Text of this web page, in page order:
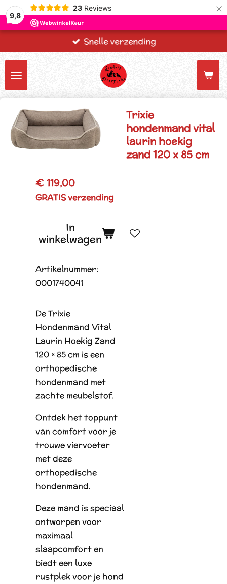
9,8
23 Reviews ×
Snelle verzending
Trixie
hondenmand vital
laurin hoekig
zand 120 x 85 cm
€ 119,00
GRATIS verzending
In
winkelwagen
Artikelnummer:
0001740041
De Trixie
Hondenmand Vital
Laurin Hoekig Zand
120 × 85cm is een
orthopedische
hondenmand met
zachte meubelstof.
Ontdek het toppunt
van comfort voor je
trouwe viervoeter
met deze
orthopedische
hondenmand.
Deze mand is speciaal
ontworpen voor
maximaal
slaapcomfort en
biedt een luxe
rustplek voor je hond